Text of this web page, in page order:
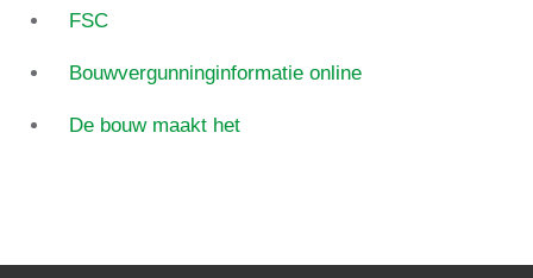
FSC
Bouwvergunninginformatie online
De bouw maakt het